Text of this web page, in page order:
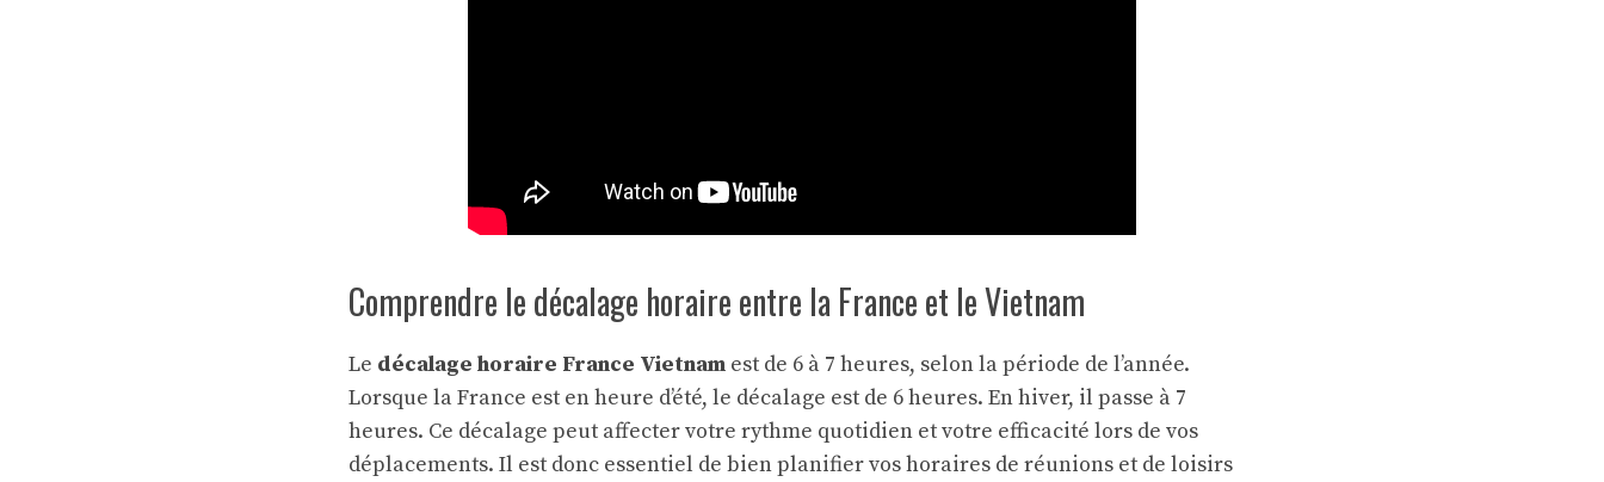
Comprendre le décalage horaire entre la France et le Vietnam
Le décalage horaire France Vietnam est de 6 à 7 heures, selon la période de l’année.
Lorsque la France est en heure d’été, le décalage est de 6 heures. En hiver, il passe à 7
heures. Ce décalage peut affecter votre rythme quotidien et votre efficacité lors de vos
déplacements. Il est donc essentiel de bien planifier vos horaires de réunions et de loisirs